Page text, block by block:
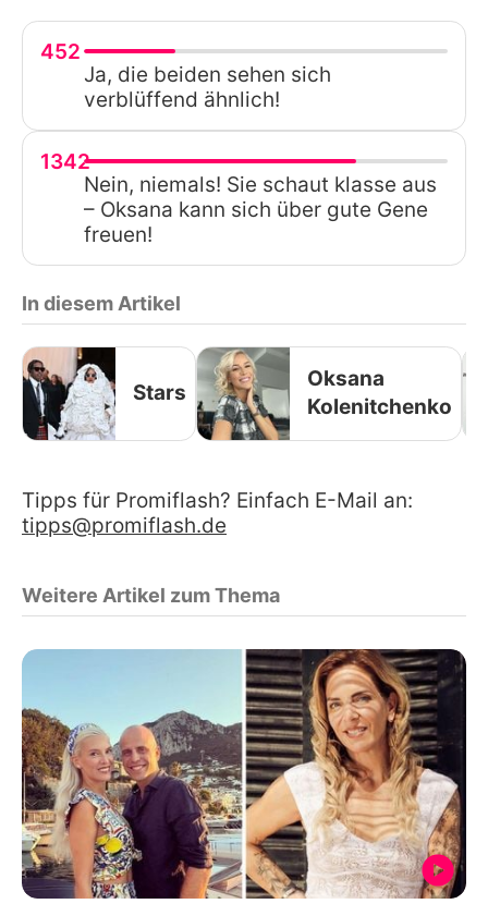
452
Ja, die beiden sehen sich
verblüffend ähnlich!
1342
Nein, niemals! Sie schaut klasse aus
– Oksana kann sich über gute Gene
freuen!
In diesem Artikel
Stars
Oksana
Kolenitchenko
Tipps für Promiflash? Einfach E-Mail an:
tipps@promiflash.de
Weitere Artikel zum Thema